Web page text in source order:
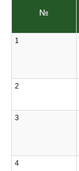
№
1
2
3
4